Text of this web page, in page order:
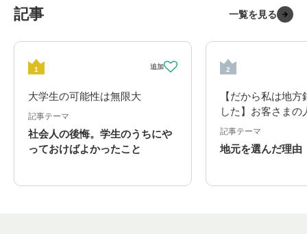
記事 一覧を見る
1
大学生の可能性は無限大
記事テーマ
社会人の後悔。学生のうちにや
っておけばよかったこと
2
【だから私は地
した】お客さまの
い、信頼される銀
記事テーマ
地元を選んだ理由